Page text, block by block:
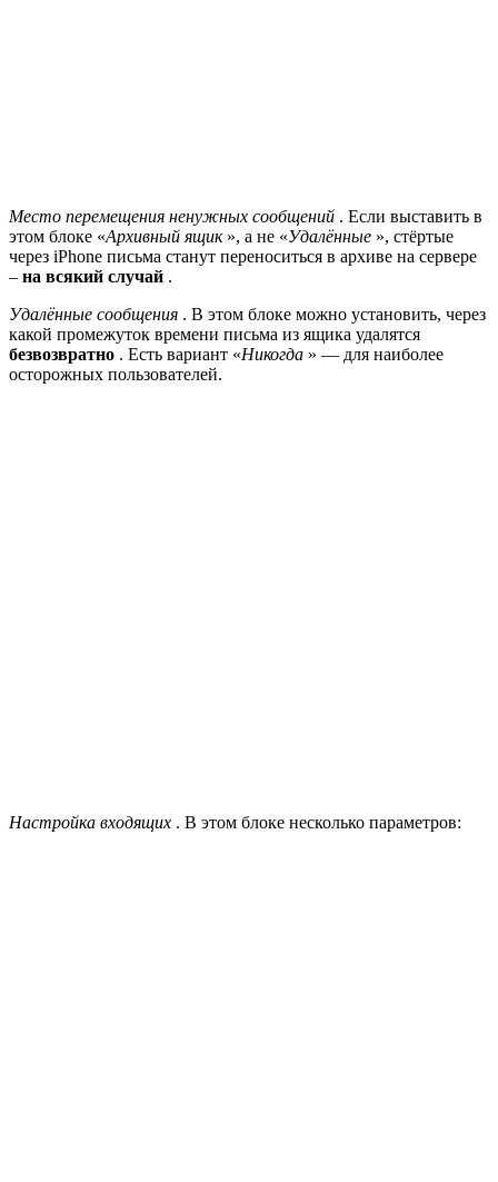
Место перемещения ненужных сообщений . Если выставить в
этом блоке «Архивный ящик », а не «Удалённые », стёртые
через iPhone письма станут переноситься в архиве на сервере
– на всякий случай .
Удалённые сообщения . В этом блоке можно установить, через
какой промежуток времени письма из ящика удалятся
безвозвратно . Есть вариант «Никогда » — для наиболее
осторожных пользователей.
Настройка входящих . В этом блоке несколько параметров: